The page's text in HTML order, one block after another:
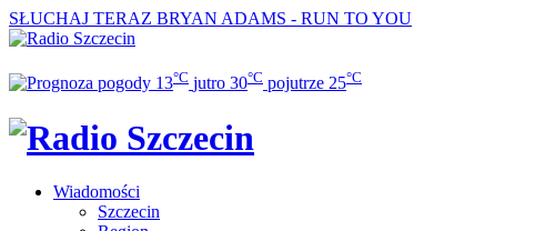
SŁUCHAJ TERAZ BRYAN ADAMS - RUN TO YOU
13°C jutro 30°C pojutrze 25°C
Wiadomości
Szczecin